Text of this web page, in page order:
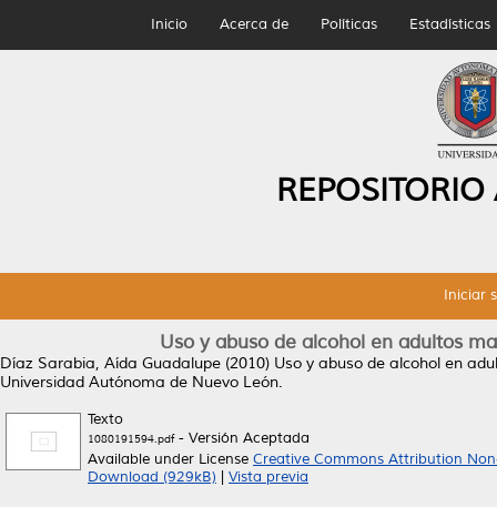
Inicio Acerca de Políticas Estadísticas
Iniciar
Uso y abuso de alcohol en adultos
Díaz Sarabia, Aída Guadalupe (2010) Uso y abuso de alcohol en
Universidad Autónoma de Nuevo León.
Texto
1080191594.pdf- Versión Aceptada
Available under License Creative Commons Attribution
Download (929kB)
Vista previa